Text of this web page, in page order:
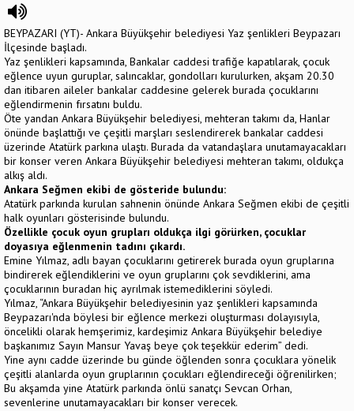
BEYPAZARI (YT)- Ankara Büyükşehir belediyesi Yaz şenlikleri Beypazarı
İlçesinde başladı.
Yaz şenlikleri kapsamında, Bankalar caddesi trafiğe kapatılarak, çocuk
eğlence uyun guruplar, salıncaklar, gondolları kurulurken, akşam 20.30
dan itibaren aileler bankalar caddesine gelerek burada çocuklarını
eğlendirmenin fırsatını buldu.
Öte yandan Ankara Büyükşehir belediyesi, mehteran takımı da, Hanlar
önünde başlattığı ve çeşitli marşları seslendirerek bankalar caddesi
üzerinde Atatürk parkına ulaştı. Burada da vatandaşlara unutamayacakları
bir konser veren Ankara Büyükşehir belediyesi mehteran takımı, oldukça
alkış aldı.
Ankara Seğmen ekibi de gösteride bulundu:
Atatürk parkında kurulan sahnenin önünde Ankara Seğmen ekibi de çeşitli
halk oyunları gösterisinde bulundu.
Özellikle çocuk oyun grupları oldukça ilgi görürken, çocuklar
doyasıya eğlenmenin tadını çıkardı.
Emine Yılmaz, adlı bayan çocuklarını getirerek burada oyun gruplarına
bindirerek eğlendiklerini ve oyun gruplarını çok sevdiklerini, ama
çocuklarının buradan hiç ayrılmak istemediklerini söyledi.
Yılmaz, “Ankara Büyükşehir belediyesinin yaz şenlikleri kapsamında
Beypazarı'nda böylesi bir eğlence merkezi oluşturması dolayısıyla,
öncelikli olarak hemşerimiz, kardeşimiz Ankara Büyükşehir belediye
başkanımız Sayın Mansur Yavaş beye çok teşekkür ederim” dedi.
Yine aynı cadde üzerinde bu günde öğlenden sonra çocuklara yönelik
çeşitli alanlarda oyun gruplarının çocukları eğlendireceği öğrenilirken;
Bu akşamda yine Atatürk parkında önlü sanatçı Sevcan Orhan,
sevenlerine unutamayacakları bir konser verecek.